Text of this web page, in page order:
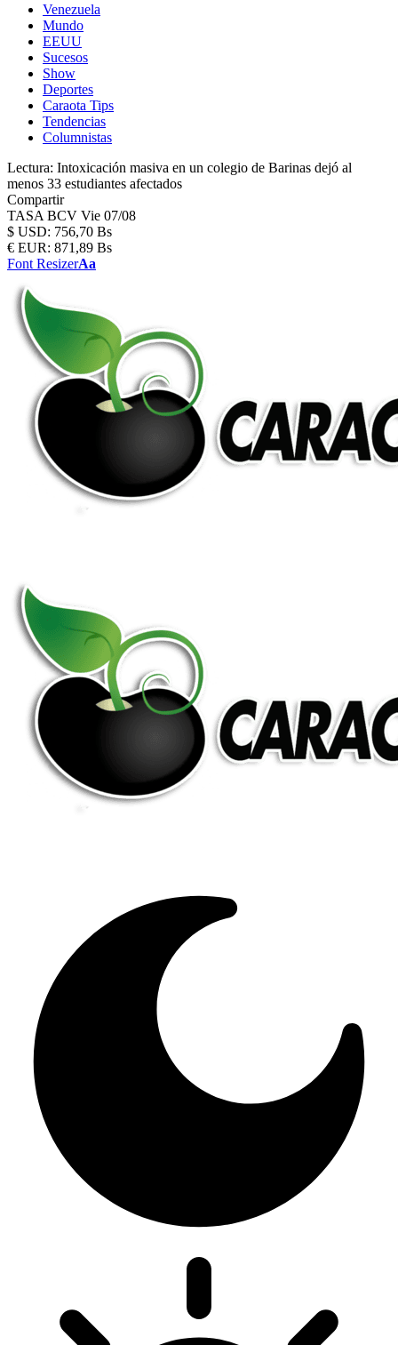
Venezuela
Mundo
EEUU
Sucesos
Show
Deportes
Caraota Tips
Tendencias
Columnistas
Lectura: Intoxicación masiva en un colegio de Barinas dejó al
menos 33 estudiantes afectados
Compartir
TASA BCV Vie 07/08
$ USD: 756,70 Bs
€ EUR: 871,89 Bs
Font ResizerAa